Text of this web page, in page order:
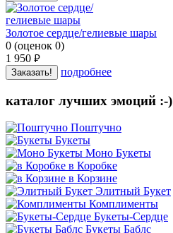
Золотое сердце/гелиевые шары
0 (оценок 0)
1 950 руб.
Заказать! подробнее
каталог лучших эмоций :-)
Поштучно
Букеты
Моно Букеты
в Коробке
в Корзине
Элитный Букет
Комплименты
Букеты-Сердце
Букеты Баблс